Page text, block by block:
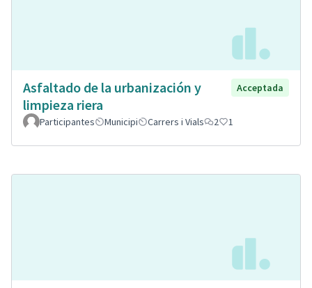
Asfaltado de la urbanización y
limpieza riera
Acceptada
Participantes Municipi Carrers i Vials 2 1